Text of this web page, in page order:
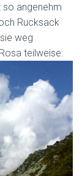
so angenehm
Rucksack
weg
teilweise: